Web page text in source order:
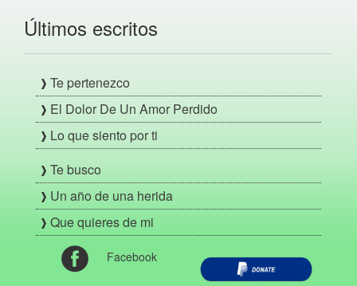
Últimos escritos
Te pertenezco
El Dolor De Un Amor Perdido
Lo que siento por ti
Te busco
Un año de una herida
Que quieres de mi
Facebook